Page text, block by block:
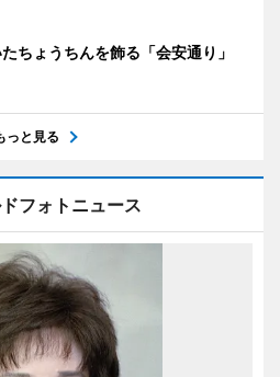
ちょうちんを飾る「会安通り」
っと見る
フォトニュース